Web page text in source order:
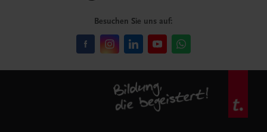
Besuchen Sie uns auf: